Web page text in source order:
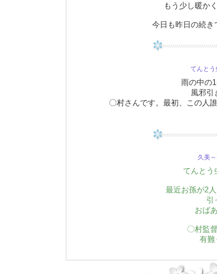
もう少し暖か
今日も昨日の続き
てんと
雨の中の
風邪引
〇村さんです。最初、この人
久美
てんと
最近お孫が2
引
おば
〇村監
有難